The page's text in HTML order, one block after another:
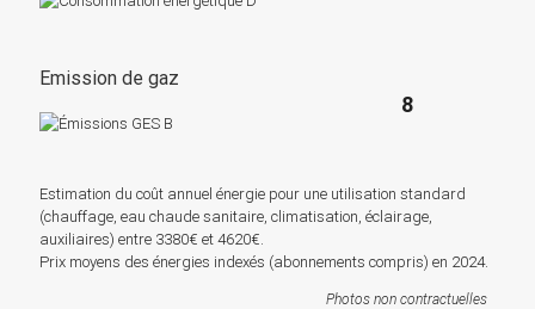
Emission de gaz
8
Estimation du coût annuel énergie pour une utilisation standard
(chauffage, eau chaude sanitaire, climatisation, éclairage,
auxiliaires) entre 3380€ et 4620€.
Prix moyens des énergies indexés (abonnements compris) en 2024.
Photos non contractuelles